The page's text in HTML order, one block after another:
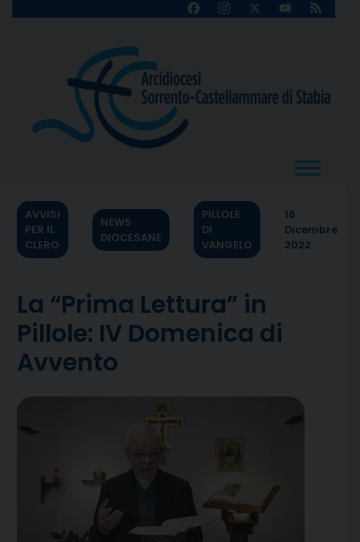
FacebookInstagram
X
YouTube
Feed
AVVISI
PER IL
CLERO
NEWS
DIOCESANE
PILLOLE
DI
VANGELO
16
Dicembre
2022
La “Prima Lettura” in
Pillole: IV Domenica di
Avvento